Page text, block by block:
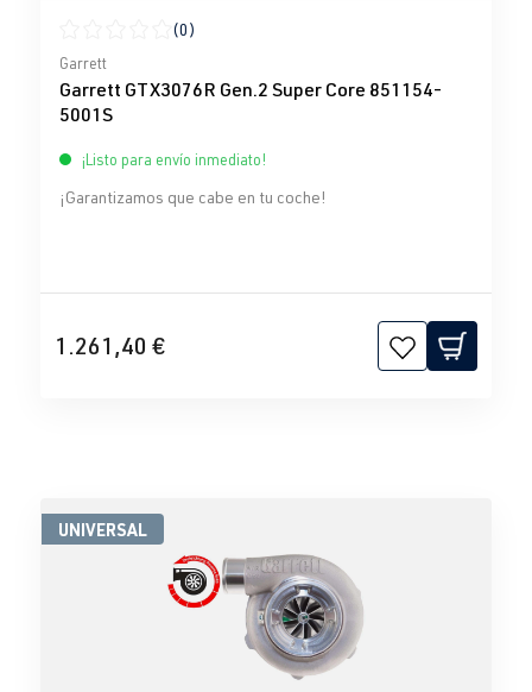
Calificación promedio de 0 de 5 estrellas
(0)
Garrett
Garrett GTX3076R Gen.2 Super Core 851154-
5001S
¡Listo para envío inmediato!
¡Garantizamos que cabe en tu coche!
1.261,40 €
UNIVERSAL